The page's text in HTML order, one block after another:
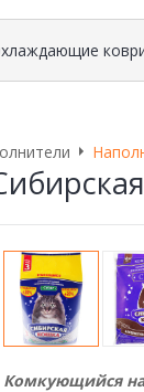
Комкующийся